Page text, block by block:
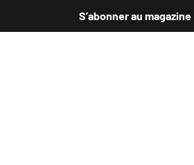
S’abonner au magazine